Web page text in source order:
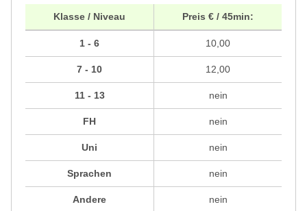
Klasse / Niveau
1 - 6
7 - 10
11 - 13
FH
Uni
Sprachen
Andere
Preis € / 45min:
10,00
12,00
nein
nein
nein
nein
nein